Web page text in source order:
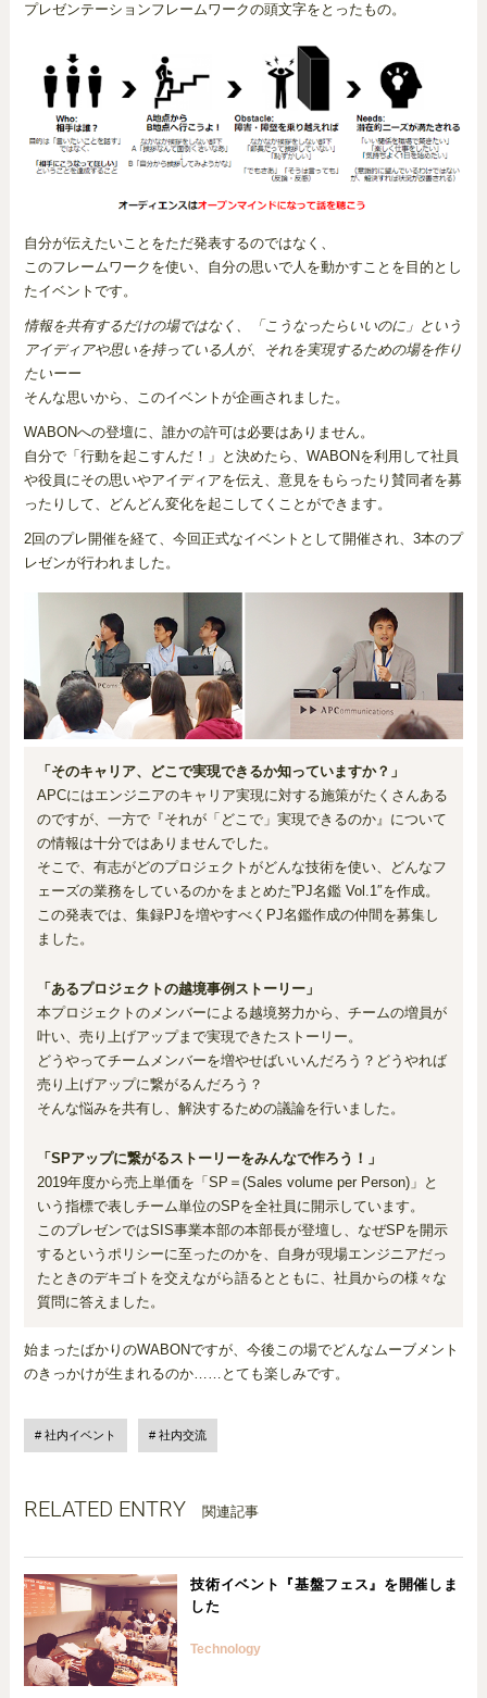
プレゼンテーションフレームワークの頭文字をとったもの。
自分が伝えたいことをただ発表するのではなく、
このフレームワークを使い、自分の思いで人を動かすことを目的とし
たイベントです。
情報を共有するだけの場ではなく、「こうなったらいいのに」という
アイディアや思いを持っている人が、それを実現するための場を作り
たいーー
そんな思いから、このイベントが企画されました。
WABONへの登壇に、誰かの許可は必要はありません。
自分で「行動を起こすんだ！」と決めたら、WABONを利用して社員
や役員にその思いやアイディアを伝え、意見をもらったり賛同者を募
ったりして、どんどん変化を起こしてくことができます。
2回のプレ開催を経て、今回正式なイベントとして開催され、3本のプ
レゼンが行われました。
「そのキャリア、どこで実現できるか知っていますか？」
APCにはエンジニアのキャリア実現に対する施策がたくさんある
のですが、一方で『それが「どこで」実現できるのか』について
の情報は十分ではありませんでした。
そこで、有志がどのプロジェクトがどんな技術を使い、どんなフ
ェーズの業務をしているのかをまとめた”PJ名鑑 Vol.1″を作成。
この発表では、集録PJを増やすべくPJ名鑑作成の仲間を募集し
ました。
「あるプロジェクトの越境事例ストーリー」
本プロジェクトのメンバーによる越境努力から、チームの増員が
叶い、売り上げアップまで実現できたストーリー。
どうやってチームメンバーを増やせばいいんだろう？どうやれば
売り上げアップに繋がるんだろう？
そんな悩みを共有し、解決するための議論を行いました。
「SPアップに繋がるストーリーをみんなで作ろう！」
2019年度から売上単価を「SP＝(Sales volume per Person)」と
いう指標で表しチーム単位のSPを全社員に開示しています。
このプレゼンではSIS事業本部の本部長が登壇し、なぜSPを開示
するというポリシーに至ったのかを、自身が現場エンジニアだっ
たときのデキゴトを交えながら語るとともに、社員からの様々な
質問に答えました。
始まったばかりのWABONですが、今後この場でどんなムーブメント
のきっかけが生まれるのか……とても楽しみです。
社内イベント 社内交流
RELATED ENTRY 関連記事
技術イベント『基盤フェス』を開催しま
した
Technology